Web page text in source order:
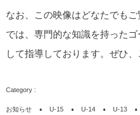
なお、この映像はどなたでも
では、専門的な知識を持った
して指導しております。ぜひ、
お知らせ U-15 U-14 U-13